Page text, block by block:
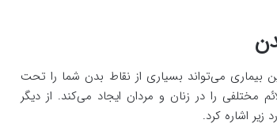
بیماری می‌تواند بسیاری از نقاط بدن شما را تحت
مختلفی را در زنان و مردان ایجاد می‌کند. از دیگر
اشاره کرد.